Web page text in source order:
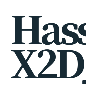
Has
X2D